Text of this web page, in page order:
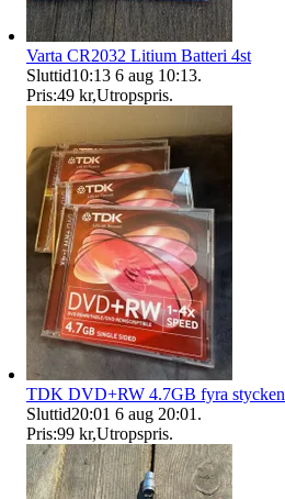
Varta CR2032 Litium Batteri 4st
Sluttid10:13 6 aug 10:13.
Pris:49 kr,Utropspris.
TDK DVD+RW 4.7GB fyra stycken
Sluttid20:01 6 aug 20:01 .
Pris:99 kr,Utropspris.